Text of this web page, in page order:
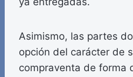
Asimismo, las partes
opción del carácter de
compraventa de forma